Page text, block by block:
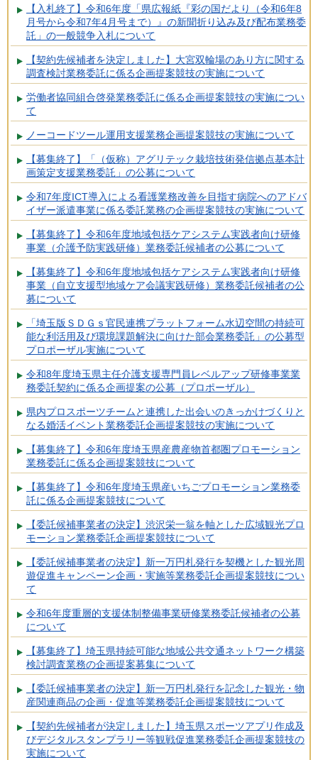
【入札終了】令和6年度「県広報紙『彩の国だより（令和6年8
月号から令和7年4月号まで）』の新聞折り込み及び配布業務委
託」の一般競争入札について
【契約先候補者を決定しました】大宮双輪場のあり方に関する
調査検討業務委託に係る企画提案競技の実施について
労働者協同組合啓発業務委託に係る企画提案競技の実施につい
て
ノーコードツール運用支援業務企画提案競技の実施について
【募集終了】「（仮称）アグリテック栽培技術発信拠点基本計
画策定支援業務委託」の公募について
令和7年度ICT導入による看護業務改善を目指す病院へのアドバ
イザー派遣事業に係る委託業務の企画提案競技の実施について
【募集終了】令和6年度地域包括ケアシステム実践者向け研修
事業（介護予防実践研修）業務委託候補者の公募について
【募集終了】令和6年度地域包括ケアシステム実践者向け研修
事業（自立支援型地域ケア会議実践研修）業務委託候補者の公
募について
「埼玉版ＳＤＧｓ官民連携プラットフォーム水辺空間の持続可
能な利活用及び環境課題解決に向けた部会業務委託」の公募型
プロポーザル実施について
令和8年度埼玉県主任介護支援専門員レベルアップ研修事業業
務委託契約に係る企画提案の公募（プロポーザル）
県内プロスポーツチームと連携した出会いのきっかけづくりと
なる婚活イベント業務委託企画提案競技の実施について
【募集終了】令和6年度埼玉県産農産物首都圏プロモーション
業務委託に係る企画提案競技について
【募集終了】令和6年度埼玉県産いちごプロモーション業務委
託に係る企画提案競技について
【委託候補事業者の決定】渋沢栄一翁を軸とした広域観光プロ
モーション業務委託企画提案競技について
【委託候補事業者の決定】新一万円札発行を契機とした観光周
遊促進キャンペーン企画・実施等業務委託企画提案競技につい
て
令和6年度重層的支援体制整備事業研修業務委託候補者の公募
について
【募集終了】埼玉県持続可能な地域公共交通ネットワーク構築
検討調査業務の企画提案募集について
【委託候補事業者の決定】新一万円札発行を記念した観光・物
産関連商品の企画・促進等業務委託企画提案競技について
【契約先候補者が決定しました】埼玉県スポーツアプリ作成及
びデジタルスタンプラリー等観戦促進業務委託企画提案競技の
実施について